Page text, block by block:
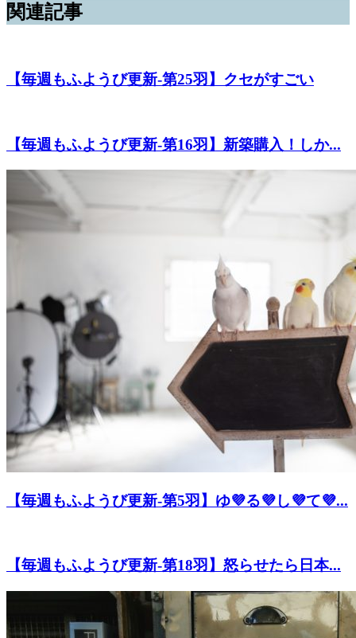
関連記事
【毎週もふようび更新-第25羽】クセがすごい
【毎週もふようび更新-第16羽】新築購入！しか...
【毎週もふようび更新-第5羽】ゆ💜る💜し💜て💜...
【毎週もふようび更新-第18羽】怒らせたら日本...